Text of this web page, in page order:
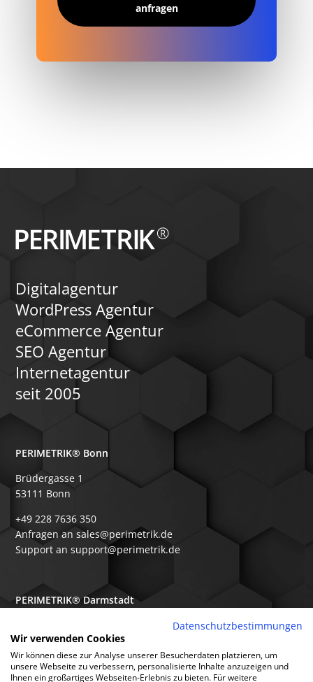
anfragen
Digitalagentur
WordPress Agentur
eCommerce Agentur
SEO Agentur
Internetagentur
seit 2005
PERIMETRIK® Bonn
Brüdergasse 1
53111 Bonn
+49 228 7636 350
Anfragen an sales@perimetrik.de
Support an support@perimetrik.de
PERIMETRIK® Darmstadt
64367 Mühltal
+49 6151 3944 80
Datenschutzbestimmungen
Wir verwenden Cookies
Wir können diese zur Analyse unserer Besucherdaten platzieren, um
unsere Webseite zu verbessern, personalisierte Inhalte anzuzeigen und
Ihnen ein großartiges Webseiten-Erlebnis zu bieten. Für weitere